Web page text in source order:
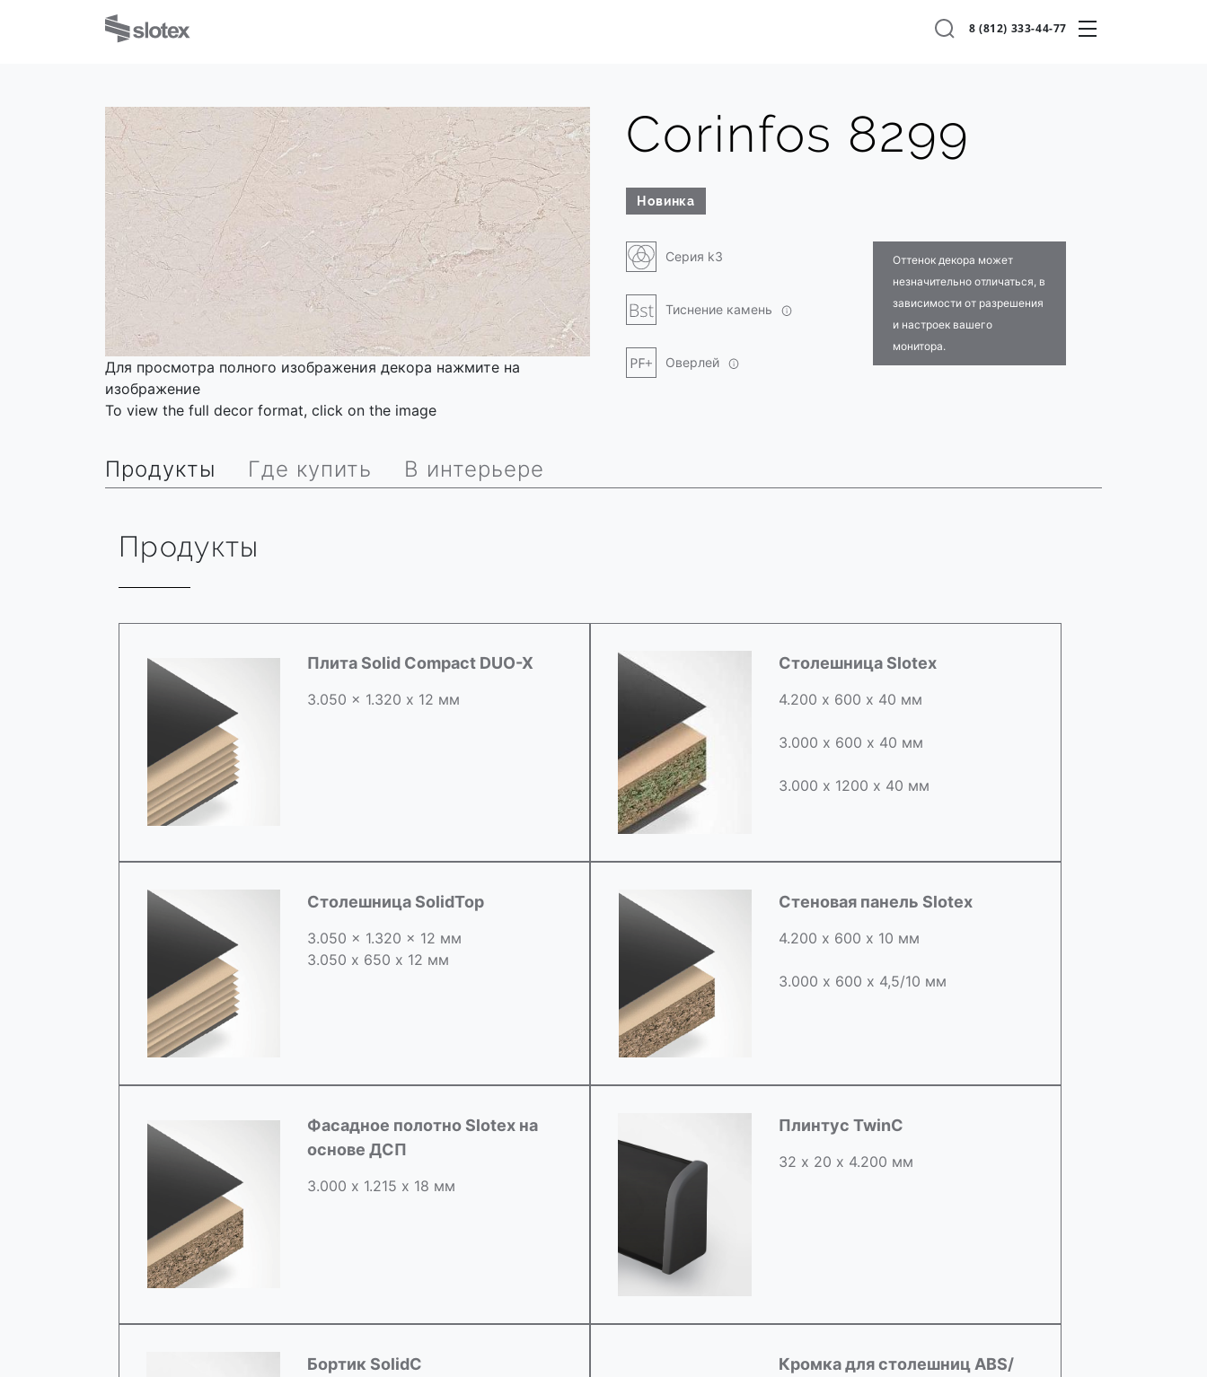
8 (812) 333-44-77
Для просмотра полного изображения декора нажмите на
изображение
To view the full decor format, click on the image
Corinfos 8299
Новинка
Серия k3
Тиснение камень
Оверлей
Оттенок декора может
незначительно отличаться, в
зависимости от разрешения
и настроек вашего
монитора.
Продукты Где купить В интерьере
Продукты
Плита Solid Compact DUO-X
3.050 x 1.320 х 12 мм
Столешница Slotex
4.200 х 600 х 40 мм
3.000 х 600 х 40 мм
3.000 х 1200 х 40 мм
Столешница SolidTop
3.050 x 1.320 x 12 мм
3.050 х 650 х 12 мм
Стеновая панель Slotex
4.200 х 600 х 10 мм
3.000 х 600 х 4,5/10 мм
Фасадное полотно Slotex на
основе ДСП
3.000 х 1.215 х 18 мм
Плинтус TwinC
32 х 20 х 4.200 мм
Бортик SolidC
Кромка для столешниц ABS/